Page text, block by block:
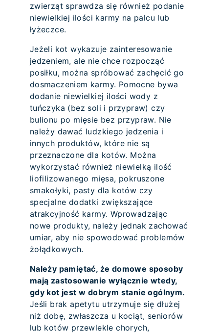
zwierząt sprawdza się również podanie
niewielkiej ilości karmy na palcu lub
łyżeczce.
Jeżeli kot wykazuje zainteresowanie
jedzeniem, ale nie chce rozpocząć
posiłku, można spróbować zachęcić go
dosmaczeniem karmy. Pomocne bywa
dodanie niewielkiej ilości wody z
tuńczyka (bez soli i przypraw) czy
bulionu po mięsie bez przypraw. Nie
należy dawać ludzkiego jedzenia i
innych produktów, które nie są
przeznaczone dla kotów. Można
wykorzystać również niewielką ilość
liofilizowanego mięsa, pokruszone
smakołyki, pasty dla kotów czy
specjalne dodatki zwiększające
atrakcyjność karmy. Wprowadzając
nowe produkty, należy jednak zachować
umiar, aby nie spowodować problemów
żołądkowych.
Należy pamiętać, że domowe sposoby
mają zastosowanie wyłącznie wtedy,
gdy kot jest w dobrym stanie ogólnym.
Jeśli brak apetytu utrzymuje się dłużej
niż dobę, zwłaszcza u kociąt, seniorów
lub kotów przewlekle chorych,